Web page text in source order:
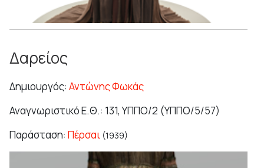
Δαρείος
Δημιουργός: Αντώνης Φωκάς
Αναγνωριστικό Ε.Θ.: 131, ΥΠΠΟ/2 (ΥΠΠΟ/5/57)
Παράσταση: Πέρσαι (1939)